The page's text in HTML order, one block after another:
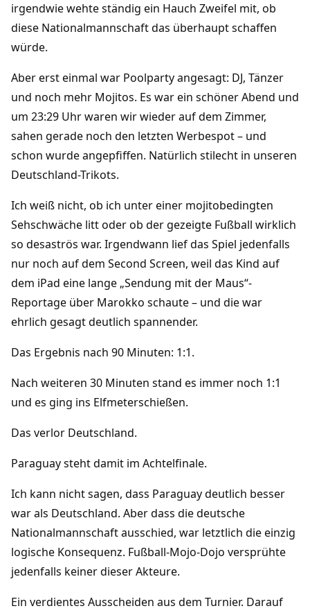
irgendwie wehte ständig ein Hauch Zweifel mit, ob
diese Nationalmannschaft das überhaupt schaffen
würde.
Aber erst einmal war Poolparty angesagt: DJ, Tänzer
und noch mehr Mojitos. Es war ein schöner Abend und
um 23:29 Uhr waren wir wieder auf dem Zimmer,
sahen gerade noch den letzten Werbespot – und
schon wurde angepfiffen. Natürlich stilecht in unseren
Deutschland-Trikots.
Ich weiß nicht, ob ich unter einer mojitobedingten
Sehschwäche litt oder ob der gezeigte Fußball wirklich
so desaströs war. Irgendwann lief das Spiel jedenfalls
nur noch auf dem Second Screen, weil das Kind auf
dem iPad eine lange „Sendung mit der Maus“-
Reportage über Marokko schaute – und die war
ehrlich gesagt deutlich spannender.
Das Ergebnis nach 90 Minuten: 1:1.
Nach weiteren 30 Minuten stand es immer noch 1:1
und es ging ins Elfmeterschießen.
Das verlor Deutschland.
Paraguay steht damit im Achtelfinale.
Ich kann nicht sagen, dass Paraguay deutlich besser
war als Deutschland. Aber dass die deutsche
Nationalmannschaft ausschied, war letztlich die einzig
logische Konsequenz. Fußball-Mojo-Dojo versprühte
jedenfalls keiner dieser Akteure.
Ein verdientes Ausscheiden aus dem Turnier. Darauf